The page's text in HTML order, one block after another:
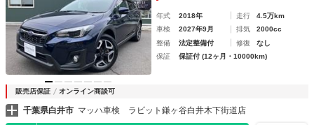
年式 2018年 走行
4.5万km
車検
2027年9月 排気
2000cc
整備
法定整備付 修復
なし
保証
保証付 (12ヶ月・10000km)
販売店保証 オンライン商談可
千葉県白井市 マッハ車検 ラビット鎌ヶ谷白井木下街道店